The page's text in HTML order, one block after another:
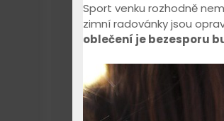
Sport venku rozhodně
zimní radovánky jsou
oblečení je bezesporu